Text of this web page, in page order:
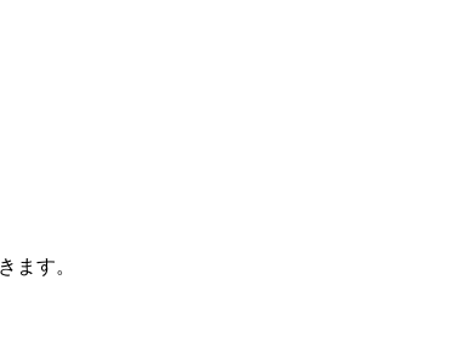
ます。